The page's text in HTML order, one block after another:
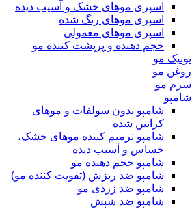
اسپری موهای خشک و آسیب دیده
اسپری موهای رنگ شده
اسپری موهای معمولی
حجم دهنده و پرپشت کننده مو
تونیک مو
روغن مو
سرم مو
شامپو
شامپو بدون سولفات و موهای
کراتین شده
شامپو ترمیم کننده موهای خشک،
حساس و آسیب دیده
شامپو حجم دهنده مو
شامپو ضد ریزش (تقویت کننده مو)
شامپو ضد زردی مو
شامپو ضد شپش